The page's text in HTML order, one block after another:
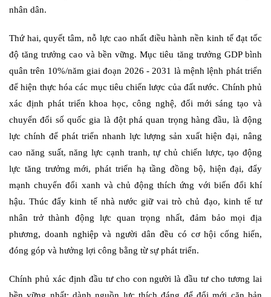
nhân dân.
Thứ hai, quyết tâm, nỗ lực cao nhất điều hành nền kinh tế đạt tốc
độ tăng trưởng cao và bền vững. Mục tiêu tăng trưởng GDP bình
quân trên 10%/năm giai đoạn 2026 - 2031 là mệnh lệnh phát triển
để hiện thực hóa các mục tiêu chiến lược của đất nước. Chính phủ
xác định phát triển khoa học, công nghệ, đổi mới sáng tạo và
chuyển đổi số quốc gia là đột phá quan trọng hàng đầu, là động
lực chính để phát triển nhanh lực lượng sản xuất hiện đại, nâng
cao năng suất, năng lực cạnh tranh, tự chủ chiến lược, tạo động
lực tăng trưởng mới, phát triển hạ tầng đồng bộ, hiện đại, đẩy
mạnh chuyển đổi xanh và chủ động thích ứng với biến đổi khí
hậu. Thúc đẩy kinh tế nhà nước giữ vai trò chủ đạo, kinh tế tư
nhân trở thành động lực quan trọng nhất, đảm bảo mọi địa
phương, doanh nghiệp và người dân đều có cơ hội cống hiến,
đóng góp và hưởng lợi công bằng từ sự phát triển.
Chính phủ xác định đầu tư cho con người là đầu tư cho tương lai